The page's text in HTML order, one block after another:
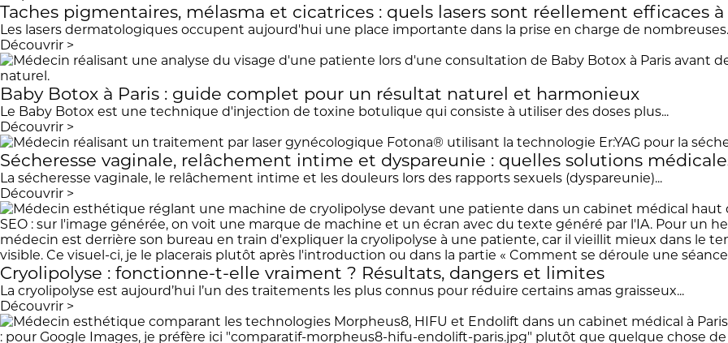
Taches pigmentaires, mélasma et cicatrices : quels lasers sont réellement efficaces à
Les lasers dermatologiques occupent aujourd'hui une place importante dans la prise en charge de
Découvrir >
Baby Botox à Paris : guide complet pour un résultat naturel et harmonieux
Le Baby Botox est une technique d'injection de toxine botulique qui consiste à utiliser des doses plus...
Découvrir >
Sécheresse vaginale, relâchement intime et dyspareunie : quelles solutions
La sécheresse vaginale, le relâchement intime et les douleurs lors des rapports sexuels (dyspareunie)...
Découvrir >
Cryolipolyse : fonctionne-t-elle vraiment ? Résultats, dangers et limites
La cryolipolyse est aujourd’hui l’un des traitements les plus connus pour réduire certains amas graisseux...
Découvrir >